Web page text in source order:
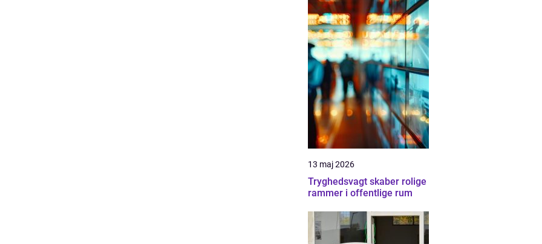
13 maj 2026
Tryghedsvagt skaber rolige
rammer i offentlige rum